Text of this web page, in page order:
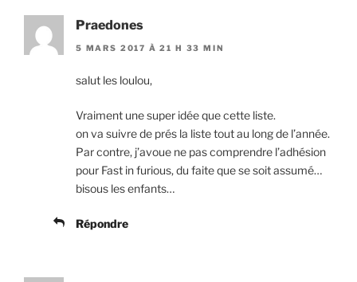
Praedones
5 MARS 2017 À 21 H 33 MIN
salut les loulou,
Vraiment une super idée que cette liste.
on va suivre de prés la liste tout au long de l’année.
Par contre, j’avoue ne pas comprendre l’adhésion
pour Fast in furious, du faite que se soit assumé…
bisous les enfants…
Répondre